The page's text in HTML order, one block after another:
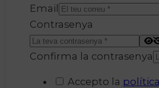
Email
Contrasenya
Confirma la contrasenya
Accepto la